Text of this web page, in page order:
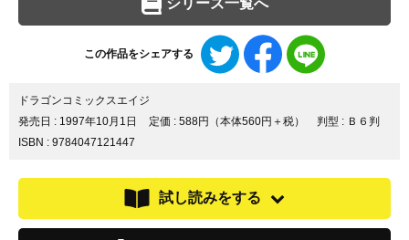
この作品をシェアする
Twitter
で
ア
Facebook
で
ア
で
ア
ドラゴンコミックスエイジ
発売日 : 1997年10月1日 定価 : 588円（本体560円＋税）
判型 : Ｂ６判
ISBN : 9784047121447
試し読みをする